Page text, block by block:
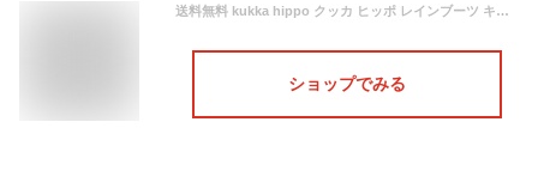
送料無料 kukka hippo クッカ ヒッポ レインブーツ キッズ 子供用無地5色(14cm/15cm/16cm/17cm/18cm) | 雪遊び 防寒 冬 防水 軽量 ショート レインシューズ 雨靴 女の子 男の子 こども 子ども 子供 シンプル おしゃれ かわいい 雨ぐつ 雨靴 長靴 梅雨対策 プレゼント
ショップでみる